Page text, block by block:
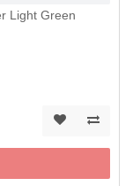
Light Green